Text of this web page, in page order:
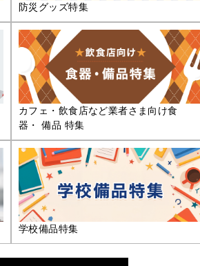
防災グッズ特集
カフェ・飲食店など業者さま向け食
器・ 備品 特集
学校備品特集